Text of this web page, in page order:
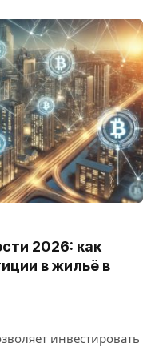
2026: как
в жильё в
инвестировать